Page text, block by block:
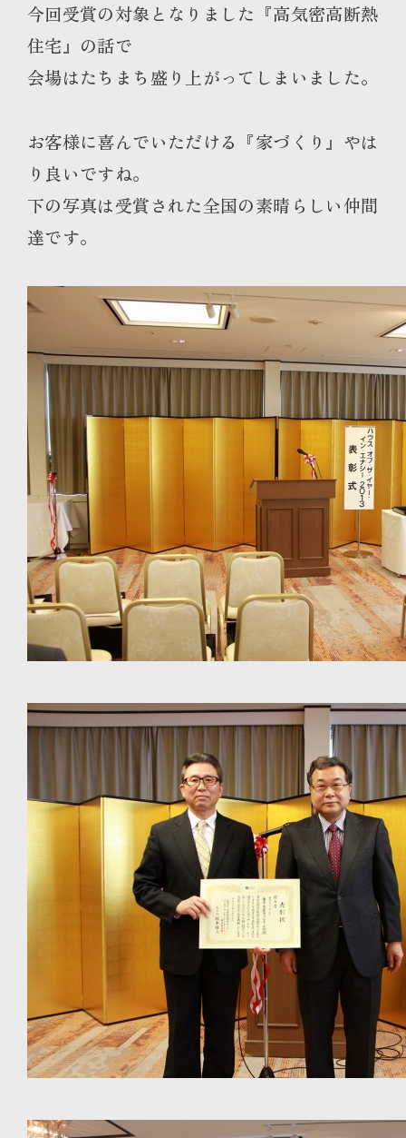
今回受賞の対象となりました『高気密高断熱
住宅』の話で
会場はたちまち盛り上がってしまいました。
お客様に喜んでいただける『家づくり』やは
り良いですね。
下の写真は受賞された全国の素晴らしい仲間
達です。